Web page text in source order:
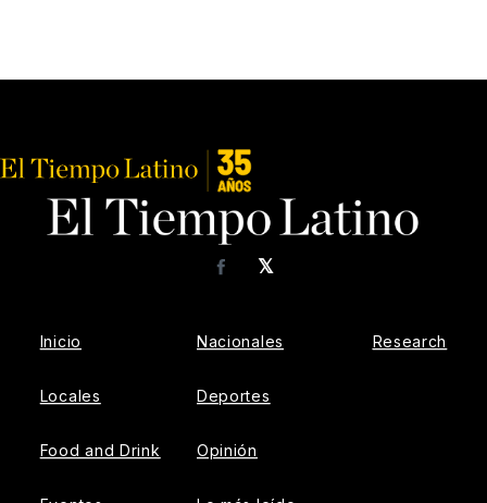
𝕏
Facebook
Inicio
Locales
Food and Drink
Nacionales
Deportes
Opinión
Research